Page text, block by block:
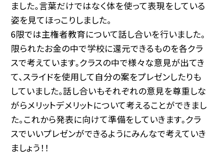
ました。言葉だけではなく体を使って表現をしている
姿を見てほっこりしました。
6限では主権者教育について話し合いを行いました。
限られたお金の中で学校に還元できるものを各クラ
スで考えています。クラスの中で様々な意見が出てき
て、スライドを使用して自分の案をプレゼンしたりも
していました。話し合いもそれぞれの意見を尊重しな
がらメリットデメリットについて考えることができまし
た。これから発表に向けて準備をしていきます。クラ
スでいいプレゼンができるようにみんなで考えていき
ましょう！！